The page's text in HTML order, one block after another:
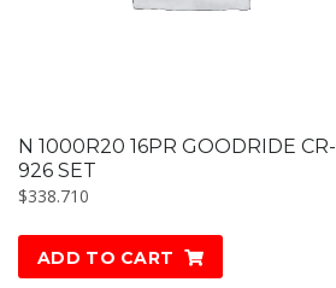
N 1000R20 16PR GOODRIDE CR-
926 SET
$338.710
ADD TO CART